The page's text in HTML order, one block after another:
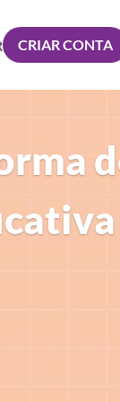
CRIAR CONTA